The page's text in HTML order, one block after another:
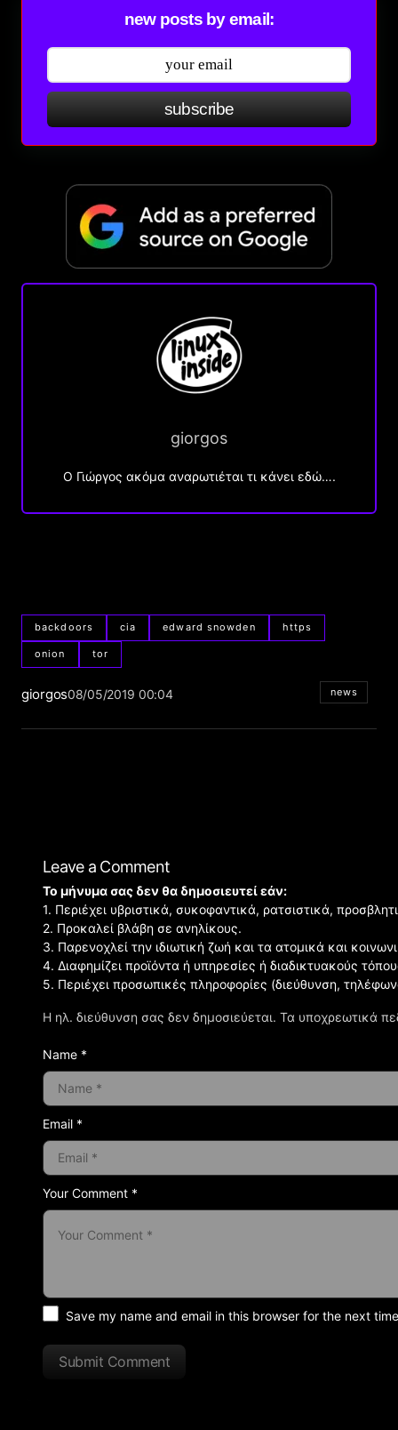
new posts by email:
subscribe
giorgos
Ο Γιώργος ακόμα αναρωτιέται τι κάνει εδώ….
backdoors cia edward snowden https
onion tor
giorgos08/05/2019 00:04 news
Leave a Comment
Η ηλ. διεύθυνση σας δεν δημοσιεύεται. Τα υποχρεωτικά
Your Comment *
Το μήνυμα σας δεν θα δημοσιευτεί εάν:
1. Περιέχει υβριστικά, συκοφαντικά, ρατσιστικά,
2. Προκαλεί βλάβη σε ανηλίκους.
3. Παρενοχλεί την ιδιωτική ζωή και τα ατομικά και
4. Διαφημίζει προϊόντα ή υπηρεσίες ή διαδικτυακούς
5. Περιέχει προσωπικές πληροφορίες (διεύθυνση,
Name *
Email *
Save my name and email in this browser for the next
Submit Comment